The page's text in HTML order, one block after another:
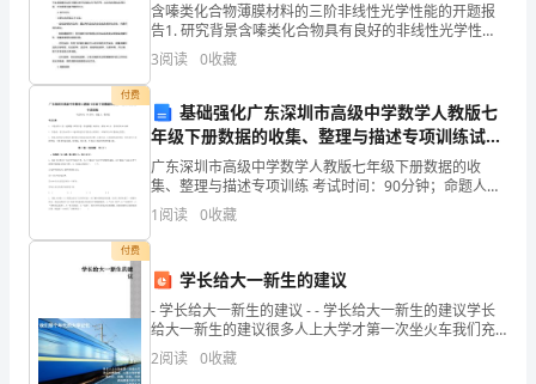
展，
足够优 秀
，让你成为一个非常成功 的
人。但是作为一个 真
正
项目经理，你必
是
面
，
非你
个职业
足够
让我 们
一起去了 解
他 们
，给自己一个 培养的方向
1
职业 道德
，作为一个 普
通 的专
业人士，可 能很
少 有
心思去
个词。但是， 随着
你接 的
项目 的增多
，接 的
人 数增多
，你会
含嗪类化合物薄膜材料的三阶非线性光学性能的开题报
告1. 研究背景含嗪类化合物具有良好的非线性光学性
能，近年来引起了广泛关注。其中，三阶非线性光学性
能是一种重要的非线性光学效应，可用于光学调制、光
3阅读 0收藏
付费
基础强化广东深圳市高级中学数学人教版七
年级下册数据的收集、整理与描述专项训练试卷
（含答案解析）
广东深圳市高级中学数学人教版七年级下册数据的收
集、整理与描述专项训练 考试时间：90分钟；命题人：
教研组考生注意：1、本卷分第I卷（选择题）和第Ⅱ卷
（非选择题）两部分，满分100分，考试时间90分钟2
1阅读 0收藏
付费
学长给大一新生的建议
- 学长给大一新生的建议 - - 学长给大一新生的建议学长
给大一新生的建议很多人上大学才第一次坐火车我们充
满憧憬，心随火车呼啸一路向北，向南，向东，向西奔
2阅读 0收藏